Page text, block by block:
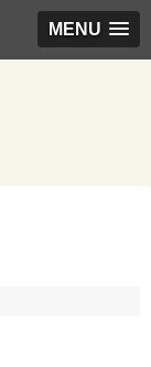
MENU